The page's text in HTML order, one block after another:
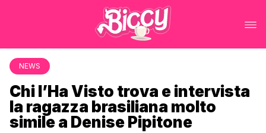
NEWS
Chi l’Ha Visto trova e intervista
la ragazza brasiliana molto
simile a Denise Pipitone